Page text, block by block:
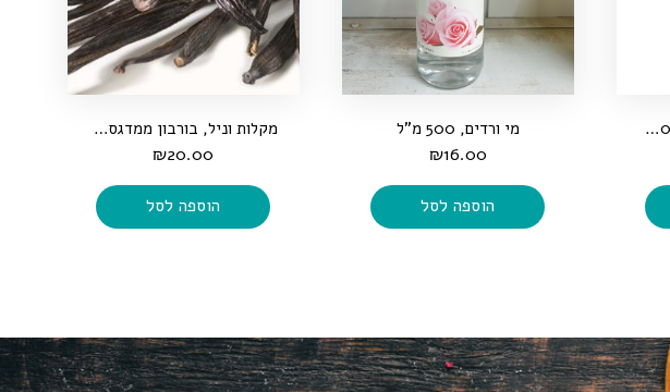
מחית וניל ללא אלכוהול, 150 גרם מי ורדים, 500 מ"ל
₪16.00
הוספה לסל
מקלות וניל, בורבון ממדגסקר, גורמה, 2 מקלות
₪20.00
הוספה לסל